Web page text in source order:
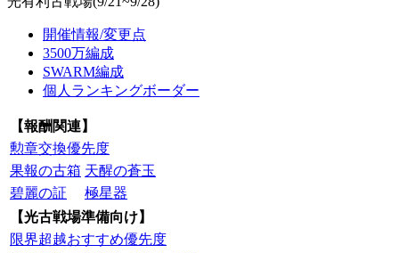
開催情報/変更点
3500万編成
SWARM編成
個人ランキングボーダー
【報酬関連】
勲章交換優先度
果報の古箱 天醒の蒼玉
碧麗の証
極星器
【光古戦場準備向け】
限界超越おすすめ優先度